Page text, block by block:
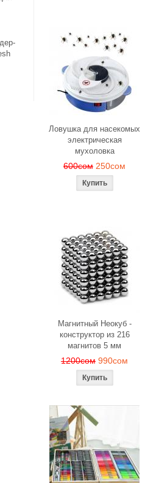
Ловушка для насекомых
электрическая
мухоловка
600сом 250сом
Магнитный Неокуб -
конструктор из 216
магнитов 5 мм
1200сом 990сом